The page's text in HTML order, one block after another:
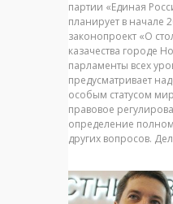
партии «Единая
планирует в начале
законопроект «О
казачества городе
парламенты всех
предусматривает
особым статусом
правовое
определение
других вопросов.